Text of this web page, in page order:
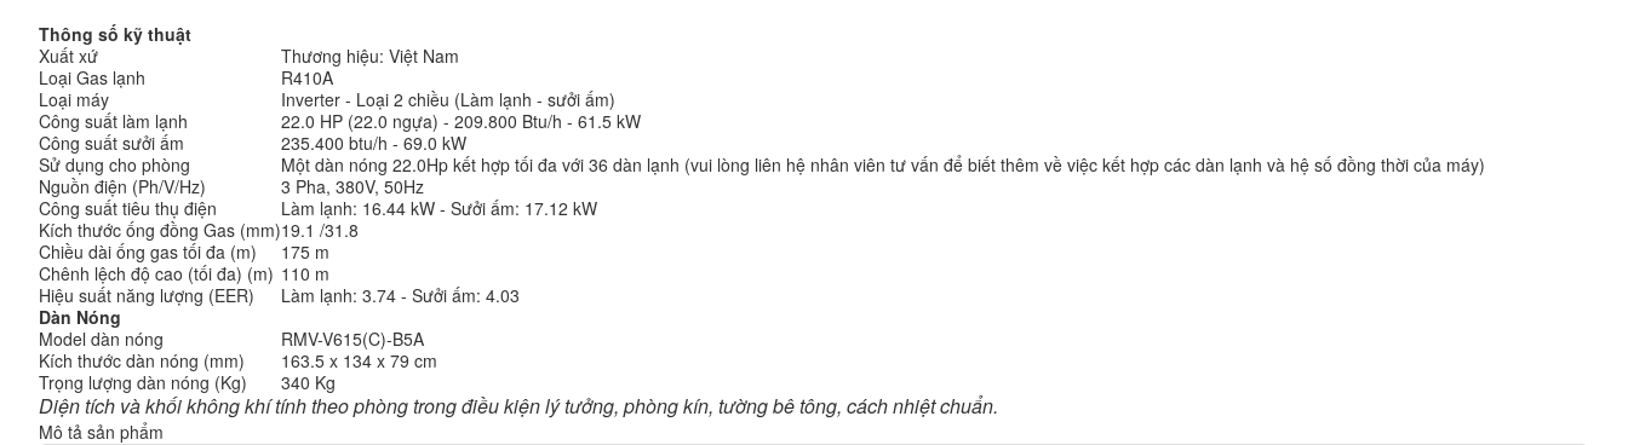
Thông số kỹ thuật
Xuất xứ
Thương hiệu: Việt Nam
Loại Gas lạnh
R410A
Loại máy
Inverter - Loại 2 chiều (Làm lạnh - sưởi ấm)
Công suất làm lạnh
22.0 HP (22.0 ngựa) - 209.800 Btu/h - 61.5 kW
Công suất sưởi ấm
235.400 btu/h - 69.0 kW
Sử dụng cho phòng
Một dàn nóng 22.0Hp kết hợp tối đa với 36 dàn lạnh (vui lòng liên hệ nhân viên tư vấn để biết thêm về việc kết hợp các dàn lạnh và hệ số đồng thời của máy)
Nguồn điện (Ph/V/Hz)
3 Pha, 380V, 50Hz
Công suất tiêu thụ điện
Làm lạnh: 16.44 kW - Sưởi ấm: 17.12 kW
Kích thước ống đồng Gas (mm)19.1 /31.8
Chiều dài ống gas tối đa (m)
175 m
Chênh lệch độ cao (tối đa) (m) 110 m
Hiệu suất năng lượng (EER)
Làm lạnh: 3.74 - Sưởi ấm: 4.03
Dàn Nóng
Model dàn nóng
RMV-V615(C)-B5A
Kích thước dàn nóng (mm)
163.5 x 134 x 79 cm
Trọng lượng dàn nóng (Kg)
340 Kg
Diện tích và khối không khí tính theo phòng trong điều kiện lý tưởng, phòng kín, tường bê tông, cách nhiệt chuẩn.
Mô tả sản phẩm